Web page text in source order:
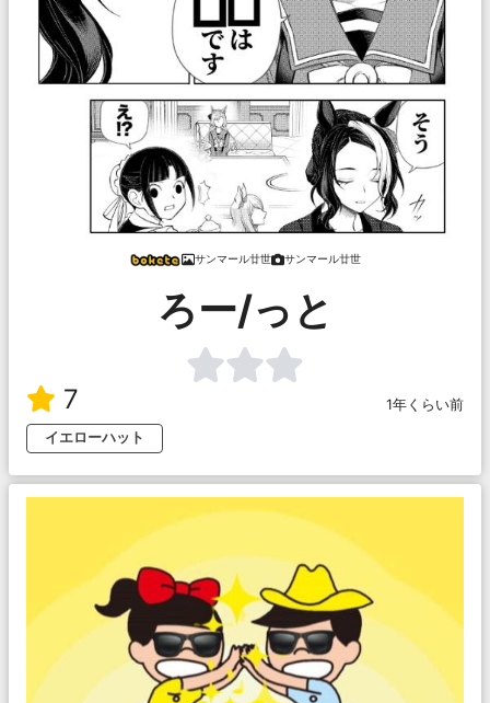
サンマール廿世 サンマール廿世
ろー/っと
7
1年くらい前
イエローハット